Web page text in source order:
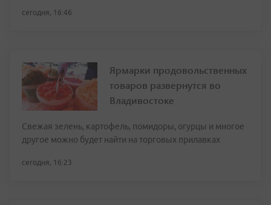
сегодня, 16:46
Ярмарки продовольственных
товаров развернутся во
Владивостоке
Свежая зелень, картофель, помидоры, огурцы и многое
другое можно будет найти на торговых прилавках
сегодня, 16:23